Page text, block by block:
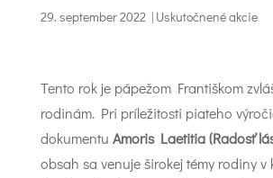
29. september 2022| Uskutočnené akcie
Tento rok je pápežom Františkom
rodinám. Pri príležitosti piateho
dokumentu Amoris Laetitia (Radosť
obsah sa venuje širokej témy rodiny v